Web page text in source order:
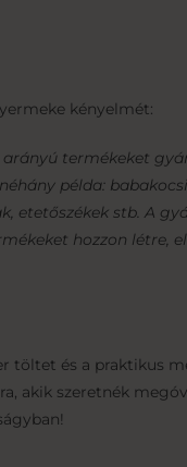
kényelmét:
termékeket
példa:
etetőszékek stb. A
hozzon létre,
töltet és a praktikus
akik szeretnék